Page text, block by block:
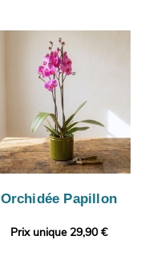
Orchidée Papillon
Prix unique 29,90 €